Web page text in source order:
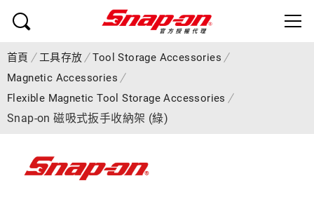
首頁 工具存放
Tool Storage Accessories
Magnetic Accessories
Flexible Magnetic Tool Storage Accessories
Snap-on 磁吸式扳手收納架 (綠)